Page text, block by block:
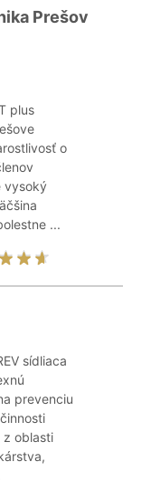
Prešov
plus
o
vysoký
...
sídliaca
prevenciu
z oblasti